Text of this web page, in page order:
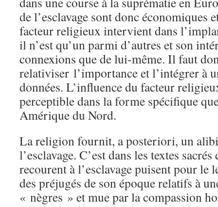
de l’esclavage sont donc économiques
facteur religieux intervient dans
il n’est qu’un parmi d’autres et son
connexions que de lui-même. Il faut
relativiser l’importance et l’intégrer à
données. L’influence du facteur
perceptible dans la forme spécifique
Amérique du Nord.
La religion fournit, a posteriori, un
l’esclavage. C’est dans les textes
recourent à l’esclavage puisent pour le
des préjugés de son époque relatifs à
« nègres » et mue par la compassion